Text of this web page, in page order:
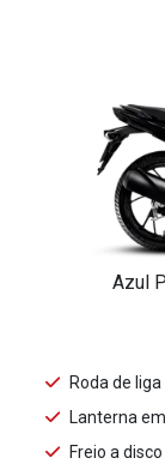
Azul
Roda de liga
Lanterna
Freio a